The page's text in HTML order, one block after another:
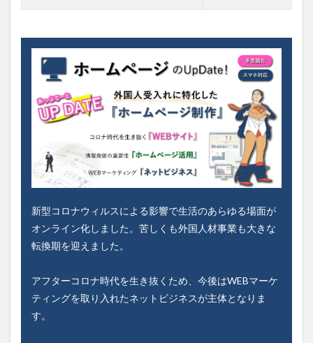
新型コロナウィルスによる影響で生活のあらゆる場面が
オンライン化しました。苦しくも外国人材事業も大きな
転換期を迎えました。
アフターコロナ時代を生き抜くため、今後はWEBマーケ
ティングを取り入れたネットビジネスが主体となりま
す。